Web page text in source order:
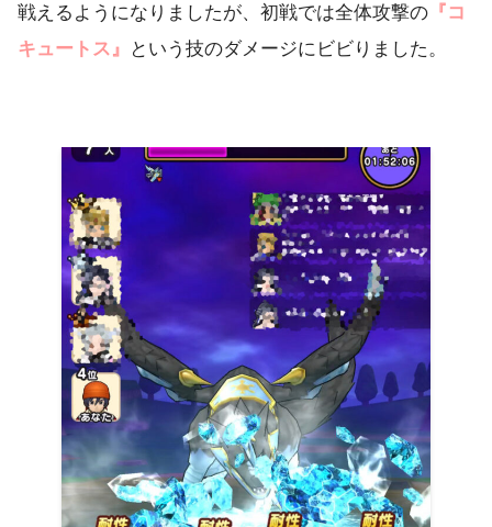
戦えるようになりましたが、初戦では全体攻撃の 『コ
キュートス』 という技のダメージにビビりました。